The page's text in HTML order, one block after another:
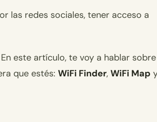
las redes sociales, tener acceso a
este artículo, te voy a hablar sobre
que estés: WiFi Finder, WiFi Map